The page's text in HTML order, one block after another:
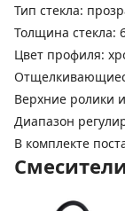
Тип стекла:
Толщина стекла:
Цвет профиля:
Верхние ролики
Диапазон
В комплекте